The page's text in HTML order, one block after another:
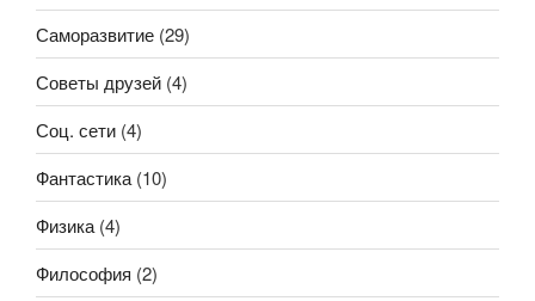
Саморазвитие (29)
Советы друзей (4)
Соц. сети (4)
Фантастика (10)
Физика (4)
Философия (2)